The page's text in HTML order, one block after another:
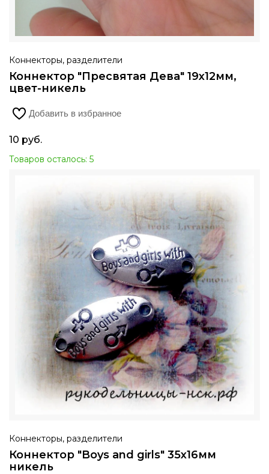
Коннекторы, разделители
Коннектор "Пресвятая Дева" 19х12мм,
цвет-никель
Добавить в избранное
10 руб.
Товаров осталось: 5
Коннекторы, разделители
Коннектор "Boys and girls" 35х16мм
никель